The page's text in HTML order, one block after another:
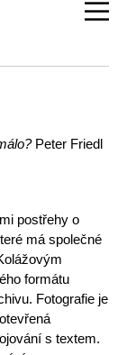
Peter Friedl
postřehy o
má společné
formátu
Fotografie je
s textem.